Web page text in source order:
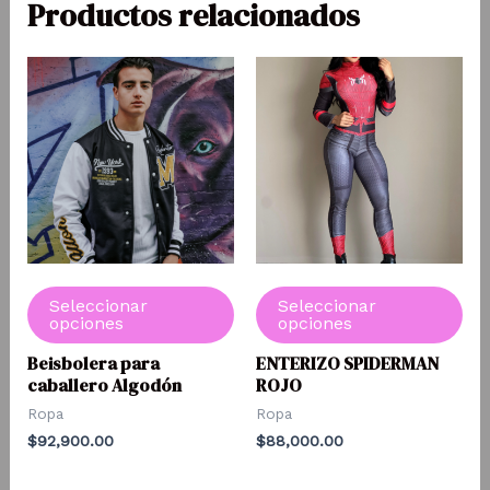
Productos relacionados
Seleccionar
opciones
Este
producto
tiene
múltiples
Beisbolera para
caballero Algodón
Ropa
$92,900.00
Seleccionar
opciones
Este
producto
tiene
múltiples
ENTERIZO SPIDERMAN
ROJO
Ropa
$88,000.00